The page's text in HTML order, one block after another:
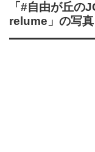
「#自由が丘の
relume」 の写